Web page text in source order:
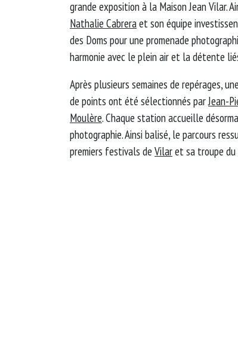
grande exposition à la Maison Jean Vilar.
Nathalie Cabreraet son équipe
des Doms pour une promenade
harmonie avec le plein air et la détente
Après plusieurs semaines de repérages,
de points ont été sélectionnés parJean-
Moulère. Chaque station accueille
photographie. Ainsi balisé, le parcours
premiers festivals de Vilaret sa troupe du